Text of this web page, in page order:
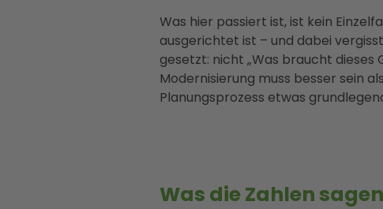
Was hier passiert ist, ist kein
ausgerichtet ist – und dabei
gesetzt: nicht „Was braucht dieses
Modernisierung muss besser sein
Planungsprozess etwas
Was die Zahlen